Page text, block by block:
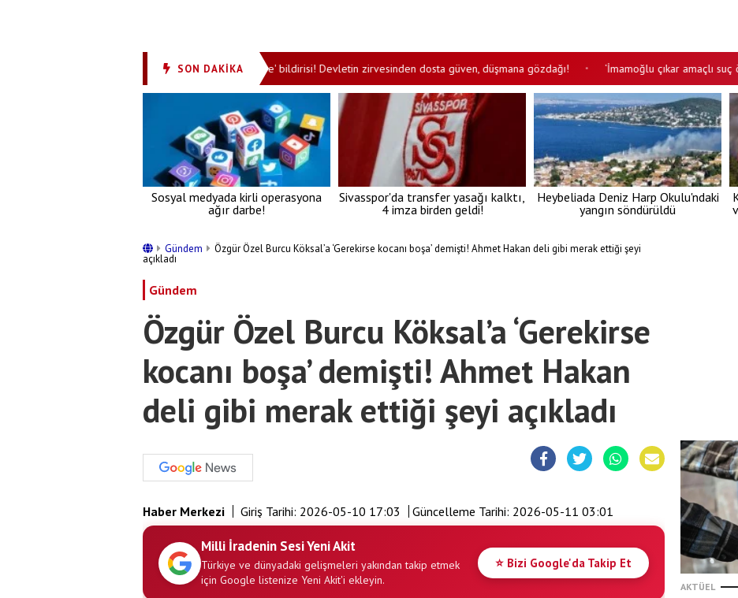
SON DAKİKA
MGK'dan tarihi 'Terörsüz Türkiye' bildirisi! Devletin zirvesinden dosta güven, düşmana gözdağı! • ‘İmamoğlu çıkar amaçlı suç örgütü’
Sosyal medyada kirli operasyona
ağır darbe!
Sivasspor'da transfer yasağı kalktı,
4 imza birden geldi!
Heybeliada Deniz Harp Okulu'ndaki
yangın söndürüldü
Gündem Özgür Özel Burcu Köksal’a ‘Gerekirse kocanı boşa’ demişti! Ahmet Hakan deli gibi merak ettiği şeyi
açıkladı
Gündem
Özgür Özel Burcu Köksal’a ‘Gerekirse
kocanı boşa’ demişti! Ahmet Hakan
deli gibi merak ettiği şeyi açıkladı
Haber Merkezi Giriş Tarihi: 2026-05-10 17:03 Güncelleme Tarihi: 2026-05-11 03:01
Milli İradenin Sesi Yeni Akit
Türkiye ve dünyadaki gelişmeleri yakından takip etmek
için Google listenize Yeni Akit'i ekleyin.
⭐ Bizi Google'da Takip Et
AKTÜEL